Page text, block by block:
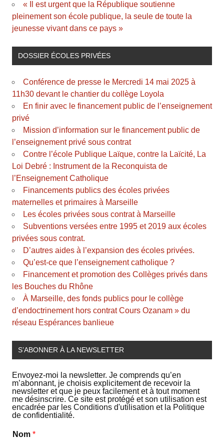
« Il est urgent que la République soutienne
pleinement son école publique, la seule de toute la
jeunesse vivant dans ce pays »
DOSSIER ÉCOLES PRIVÉES
Conférence de presse le Mercredi 14 mai 2025 à
11h30 devant le chantier du collège Loyola
En finir avec le financement public de l’enseignement
privé
Mission d’information sur le financement public de
l’enseignement privé sous contrat
Contre l’école Publique Laïque, contre la Laïcité, La
Loi Debré : Instrument de la Reconquista de
l’Enseignement Catholique
Financements publics des écoles privées
maternelles et primaires à Marseille
Les écoles privées sous contrat à Marseille
Subventions versées entre 1995 et 2019 aux écoles
privées sous contrat.
D’autres aides à l’expansion des écoles privées.
Qu’est-ce que l’enseignement catholique ?
Financement et promotion des Collèges privés dans
les Bouches du Rhône
À Marseille, des fonds publics pour le collège
d’endoctrinement hors contrat Cours Ozanam » du
réseau Espérances banlieue
S’ABONNER À LA NEWSLETTER
Envoyez-moi la newsletter. Je comprends qu’en
m’abonnant, je choisis explicitement de recevoir la
newsletter et que je peux facilement et à tout moment
me désinscrire. Ce site est protégé et son utilisation est
encadrée par les Conditions d'utilisation et la Politique
de confidentialité.
Nom *